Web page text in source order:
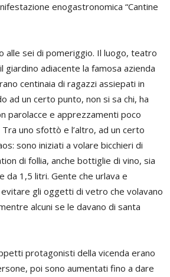
enogastronomica “Cantine
alle sei di pomeriggio. Il luogo, teatro
giardino adiacente la famosa azienda
centinaia di ragazzi assiepati in
ad un certo punto, non si sa chi, ha
parolacce e apprezzamenti poco
uno sfottò e l’altro, ad un certo
sono iniziati a volare bicchieri di
di follia, anche bottiglie di vino, sia
da 1,5 litri. Gente che urlava e
gli oggetti di vetro che volavano
alcuni se le davano di santa
protagonisti della vicenda erano
poi sono aumentati fino a dare